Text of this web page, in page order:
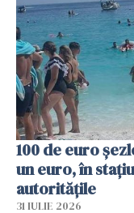
100 de euro
un euro, în
autoritățile
31 IULIE 2026